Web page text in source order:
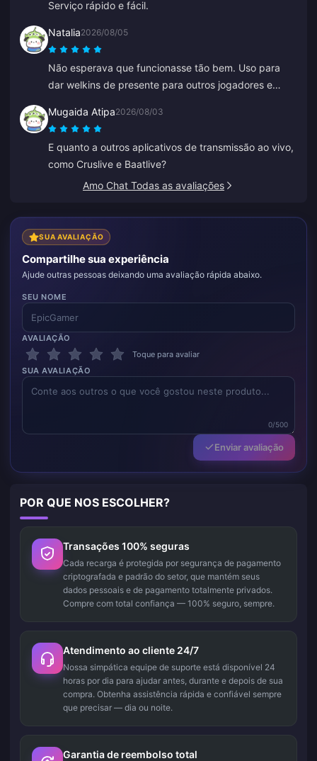
Serviço rápido e fácil.
Natalia2026/08/05
Não esperava que funcionasse tão bem. Uso para
dar welkins de presente para outros jogadores e
também é rápido. Se você quer presentear alguém,
esta é uma ótima plataforma.
Mugaida Atipa2026/08/03
E quanto a outros aplicativos de transmissão ao vivo,
como Cruslive e Baatlive?
Amo Chat Todas as avaliações
SUA AVALIAÇÃO
Compartilhe sua experiência
Ajude outras pessoas deixando uma avaliação rápida abaixo.
SEU NOME
AVALIAÇÃO
Toque para avaliar
SUA AVALIAÇÃO
0/500
Enviar avaliação
POR QUE NOS ESCOLHER?
Transações 100% seguras
Cada recarga é protegida por segurança de pagamento
criptografada e padrão do setor, que mantém seus
dados pessoais e de pagamento totalmente privados.
Compre com total confiança — 100% seguro, sempre.
Atendimento ao cliente 24/7
Nossa simpática equipe de suporte está disponível 24
horas por dia para ajudar antes, durante e depois de sua
compra. Obtenha assistência rápida e confiável sempre
que precisar — dia ou noite.
Garantia de reembolso total